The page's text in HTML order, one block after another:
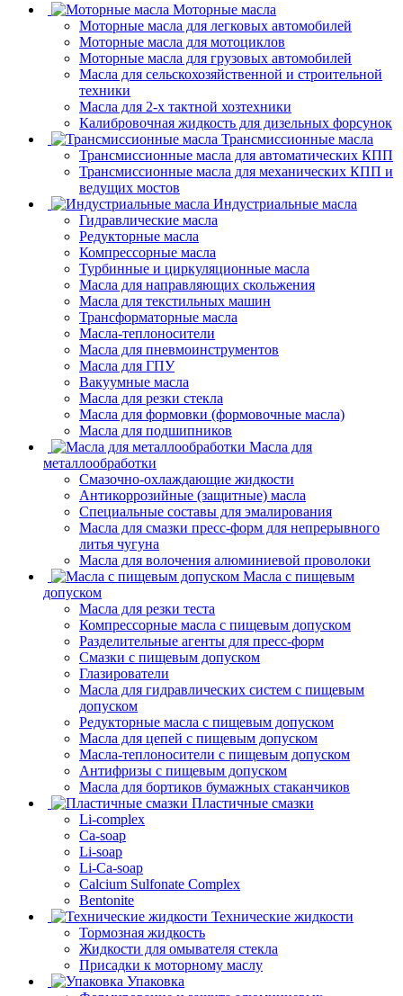
Моторные масла
Моторные масла для легковых автомобилей
Моторные масла для мотоциклов
Моторные масла для грузовых автомобилей
Масла для сельскохозяйственной и строительной
техники
Масла для 2-х тактной хозтехники
Калибровочная жидкость для дизельных форсунок
Трансмиссионные масла
Трансмиссионные масла для автоматических КПП
Трансмиссионные масла для механических КПП и
ведущих мостов
Индустриальные масла
Гидравлические масла
Редукторные масла
Компрессорные масла
Турбинные и циркуляционные масла
Масла для направляющих скольжения
Масла для текстильных машин
Трансформаторные масла
Масла-теплоносители
Масла для пневмоинструментов
Масла для ГПУ
Вакуумные масла
Масла для резки стекла
Масла для формовки (формовочные масла)
Масла для подшипников
Масла для
металлообработки
Смазочно-охлаждающие жидкости
Антикоррозийные (защитные) масла
Специальные составы для эмалирования
Масла для смазки пресс-форм для непрерывного
литья чугуна
Масла для волочения алюминиевой проволоки
Масла с пищевым
допуском
Масла для резки теста
Компрессорные масла с пищевым допуском
Разделительные агенты для пресс-форм
Смазки с пищевым допуском
Глазирователи
Масла для гидравлических систем с пищевым
допуском
Редукторные масла с пищевым допуском
Масла для цепей с пищевым допуском
Масла-теплоносители с пищевым допуском
Антифризы с пищевым допуском
Масла для бортиков бумажных стаканчиков
Пластичные смазки
Li-complex
Ca-soap
Li-soap
Li-Ca-soap
Calcium Sulfonate Complex
Bentonite
Технические жидкости
Тормозная жидкость
Жидкости для омывателя стекла
Присадки к моторному маслу
Упаковка